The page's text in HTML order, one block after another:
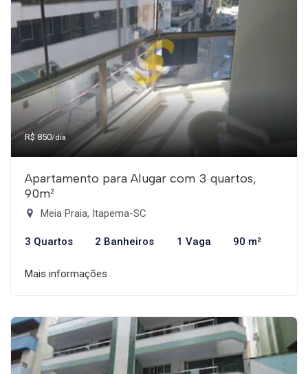
R$ 850/dia
Apartamento para Alugar com 3 quartos,
90m²
Meia Praia, Itapema-SC
3 Quartos 2 Banheiros 1 Vaga 90 m²
Mais informações